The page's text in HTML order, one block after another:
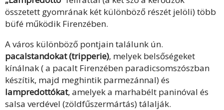
összetett gyomrának két különböző részét jelöli) több
büfé működik Firenzében.
A város különböző pontjain találunk ún.
pacalstandokat (tripperie), melyek belsőségeket
kínálnak ( a pacalt Firenzében paradicsomszószban
készítik, majd meghintik parmezánnal) és
lampredottókat, amelyek a marhabélt paninóval és
salsa verdével (zöldfűszermártás) tálalják.